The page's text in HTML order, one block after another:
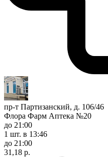
пр-т Партизанский, д. 106/46
Флора Фарм Аптека №20
до 21:00
1 шт. в 13:46
до 21:00
31,18 р.